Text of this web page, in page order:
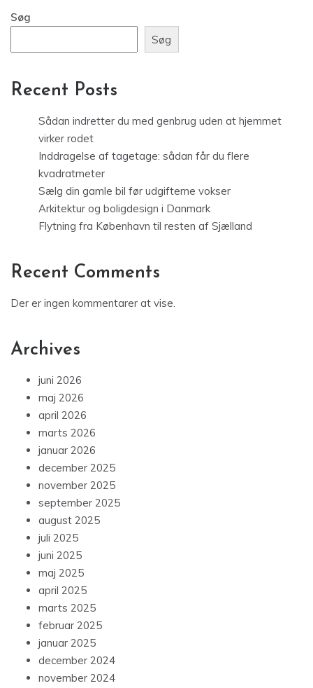
Søg
Søg
Recent Posts
Sådan indretter du med genbrug uden at hjemmet
virker rodet
Inddragelse af tagetage: sådan får du flere
kvadratmeter
Sælg din gamle bil før udgifterne vokser
Arkitektur og boligdesign i Danmark
Flytning fra København til resten af Sjælland
Recent Comments
Der er ingen kommentarer at vise.
Archives
juni 2026
maj 2026
april 2026
marts 2026
januar 2026
december 2025
november 2025
september 2025
august 2025
juli 2025
juni 2025
maj 2025
april 2025
marts 2025
februar 2025
januar 2025
december 2024
november 2024